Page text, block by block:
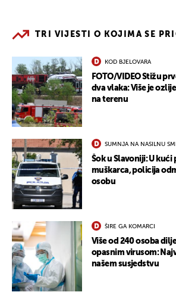
TRI VIJESTI O KOJIMA SE
KOD BJELOVARA
FOTO/VIDEO Stižu
dva vlaka: Više je
na terenu
SUMNJA NA NASILNU
Šok u Slavoniji: U
muškarca, policija
osobu
ŠIRE GA KOMARCI
Više od 240 osoba
opasnim virusom:
našem susjedstvu